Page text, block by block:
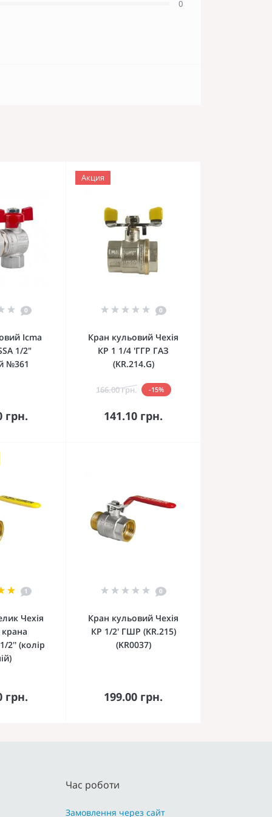
0
0
Icma
1/2"
№361
грн.
Акция
0
Кран кульовий Чехія
КР 1 1/4 'ГГР ГАЗ
(KR.214.G)
166.00 грн. -15%
141.10 грн.
До кошика
1
Чехія
2'' (колір
грн.
0
Кран кульовий Чехія
КР 1/2' ГШР (KR.215)
(KR0037)
199.00 грн.
До кошика
Час роботи
Замовлення через сайт